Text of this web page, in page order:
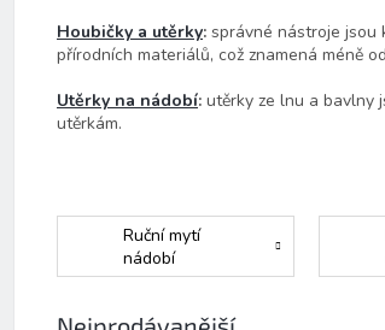
Houbičky a utěrky: správné nástroje jsou
přírodních materiálů, což znamená méně
Utěrky na nádobí: utěrky ze lnu a bavlny
utěrkám.
Ruční mytí
nádobí